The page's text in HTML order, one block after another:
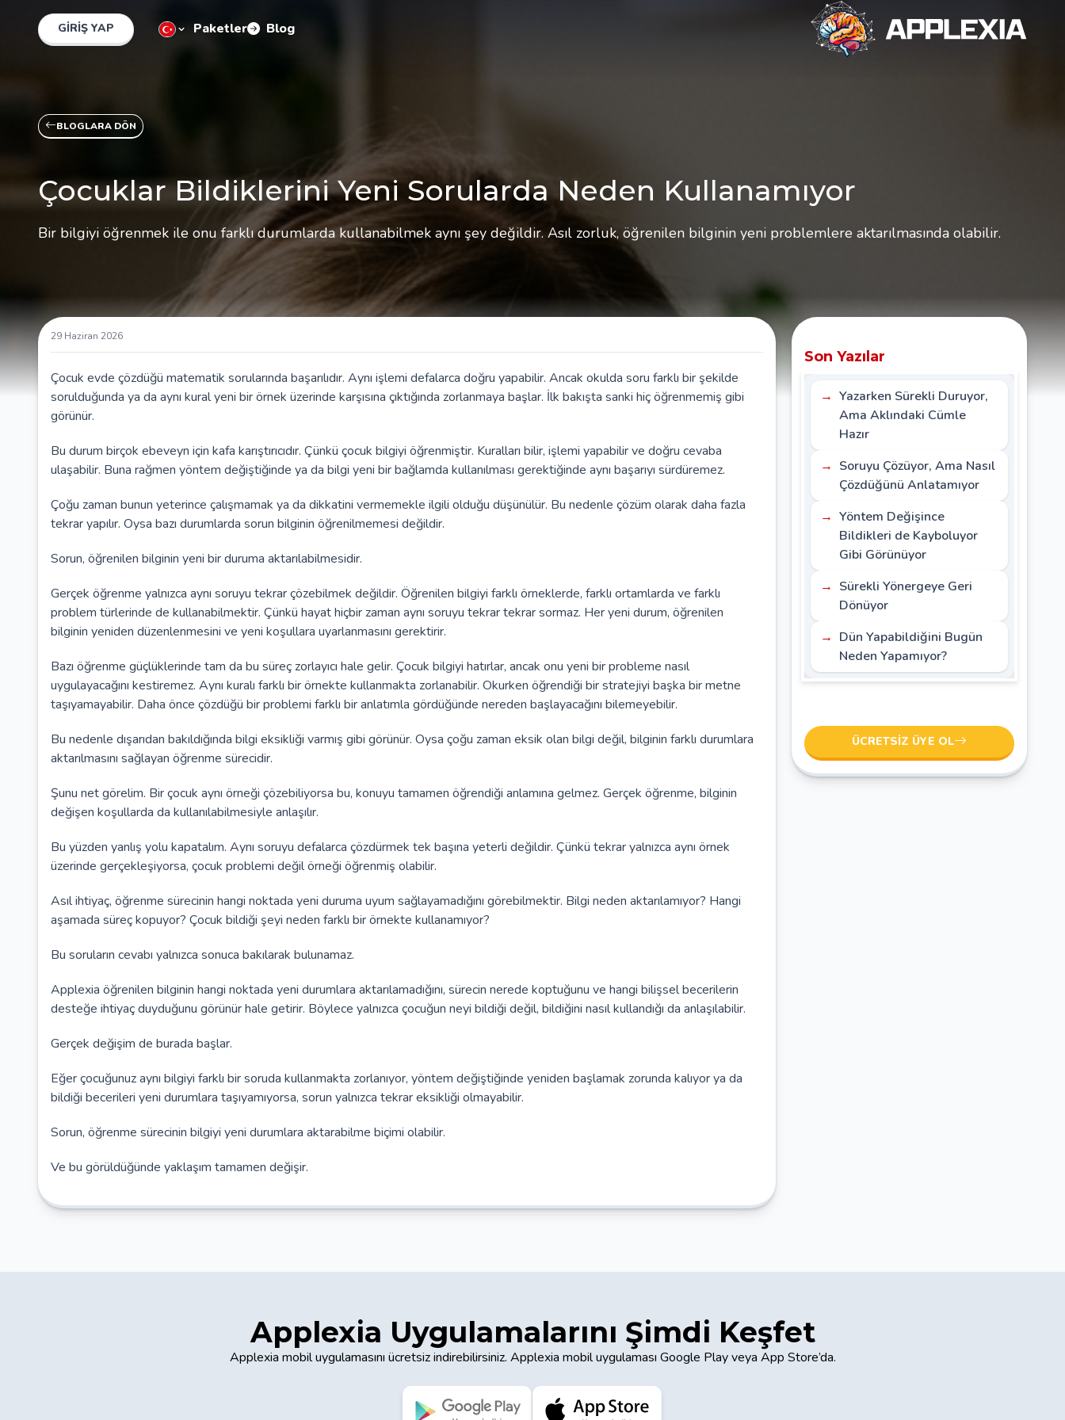
Paketler Blog
GIRIŞ YAP
BLOGLARA DÖN
Çocuklar Bildiklerini Yeni Sorularda Neden Kullanamıyor
Bir bilgiyi öğrenmek ile onu farklı durumlarda kullanabilmek aynı şey değildir. Asıl zorluk, öğrenilen bilginin yeni problemlere aktarılmasında olabilir.
29 Haziran 2026
Çocuk evde çözdüğü matematik sorularında başarılıdır. Aynı işlemi defalarca doğru yapabilir. Ancak okulda soru farklı bir şekilde
sorulduğunda ya da aynı kural yeni bir örnek üzerinde karşısına çıktığında zorlanmaya başlar. İlk bakışta sanki hiç öğrenmemiş gibi
görünür.
Bu durum birçok ebeveyn için kafa karıştırıcıdır. Çünkü çocuk bilgiyi öğrenmiştir. Kuralları bilir, işlemi yapabilir ve doğru cevaba
ulaşabilir. Buna rağmen yöntem değiştiğinde ya da bilgi yeni bir bağlamda kullanılması gerektiğinde aynı başarıyı sürdüremez.
Çoğu zaman bunun yeterince çalışmamak ya da dikkatini vermemekle ilgili olduğu düşünülür. Bu nedenle çözüm olarak daha fazla
tekrar yapılır. Oysa bazı durumlarda sorun bilginin öğrenilmemesi değildir.
Sorun, öğrenilen bilginin yeni bir duruma aktarılabilmesidir.
Gerçek öğrenme yalnızca aynı soruyu tekrar çözebilmek değildir. Öğrenilen bilgiyi farklı örneklerde, farklı ortamlarda ve farklı
problem türlerinde de kullanabilmektir. Çünkü hayat hiçbir zaman aynı soruyu tekrar tekrar sormaz. Her yeni durum, öğrenilen
bilginin yeniden düzenlenmesini ve yeni koşullara uyarlanmasını gerektirir.
Bazı öğrenme güçlüklerinde tam da bu süreç zorlayıcı hale gelir. Çocuk bilgiyi hatırlar, ancak onu yeni bir probleme nasıl
uygulayacağını kestiremez. Aynı kuralı farklı bir örnekte kullanmakta zorlanabilir. Okurken öğrendiği bir stratejiyi başka bir metne
taşıyamayabilir. Daha önce çözdüğü bir problemi farklı bir anlatımla gördüğünde nereden başlayacağını bilemeyebilir.
Bu nedenle dışarıdan bakıldığında bilgi eksikliği varmış gibi görünür. Oysa çoğu zaman eksik olan bilgi değil, bilginin farklı durumlara
aktarılmasını sağlayan öğrenme sürecidir.
Şunu net görelim. Bir çocuk aynı örneği çözebiliyorsa bu, konuyu tamamen öğrendiği anlamına gelmez. Gerçek öğrenme, bilginin
değişen koşullarda da kullanılabilmesiyle anlaşılır.
Bu yüzden yanlış yolu kapatalım. Aynı soruyu defalarca çözdürmek tek başına yeterli değildir. Çünkü tekrar yalnızca aynı örnek
üzerinde gerçekleşiyorsa, çocuk problemi değil örneği öğrenmiş olabilir.
Asıl ihtiyaç, öğrenme sürecinin hangi noktada yeni duruma uyum sağlayamadığını görebilmektir. Bilgi neden aktarılamıyor? Hangi
aşamada süreç kopuyor? Çocuk bildiği şeyi neden farklı bir örnekte kullanamıyor?
Bu soruların cevabı yalnızca sonuca bakılarak bulunamaz.
Applexia öğrenilen bilginin hangi noktada yeni durumlara aktarılamadığını, sürecin nerede koptuğunu ve hangi bilişsel becerilerin
desteğe ihtiyaç duyduğunu görünür hale getirir. Böylece yalnızca çocuğun neyi bildiği değil, bildiğini nasıl kullandığı da anlaşılabilir.
Gerçek değişim de burada başlar.
Eğer çocuğunuz aynı bilgiyi farklı bir soruda kullanmakta zorlanıyor, yöntem değiştiğinde yeniden başlamak zorunda kalıyor ya da
bildiği becerileri yeni durumlara taşıyamıyorsa, sorun yalnızca tekrar eksikliği olmayabilir.
Sorun, öğrenme sürecinin bilgiyi yeni durumlara aktarabilme biçimi olabilir.
Ve bu görüldüğünde yaklaşım tamamen değişir.
Son Yazılar
Yazarken Sürekli Duruyor,
Ama Aklındaki Cümle
Hazır
Soruyu Çözüyor, Ama Nasıl
Çözdüğünü Anlatamıyor
Yöntem Değişince
Bildikleri de Kayboluyor
Gibi Görünüyor
Sürekli Yönergeye Geri
Dönüyor
Dün Yapabildiğini Bugün
Neden Yapamıyor?
ÜCRETSIZ ÜYE OL
Applexia Uygulamalarını Şimdi Keşfet
Applexia mobil uygulamasını ücretsiz indirebilirsiniz. Applexia mobil uygulaması Google Play veya App Store’da.